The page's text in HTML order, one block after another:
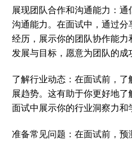
展现团队合作和沟通能力：
沟通能力。在面试中，通过
经历，展示你的团队协作能
发展与目标，愿意为团队的成
了解行业动态：在面试前，
展趋势。这有助于你更好地
面试中展示你的行业洞察力和
准备常见问题：在面试前，预